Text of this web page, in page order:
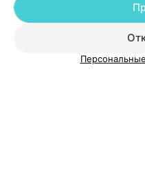
О проекте Новости
Медицинский
Пользовательское